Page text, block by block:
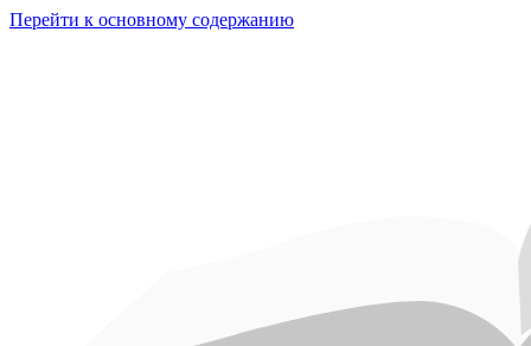
Перейти к основному содержанию